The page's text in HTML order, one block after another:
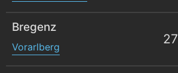
Bregenz
Vorarlberg
27